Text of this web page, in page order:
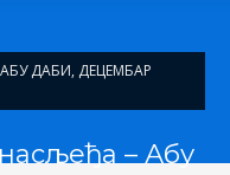
ДАБИ, ДЕЦЕМБАР
– Абу